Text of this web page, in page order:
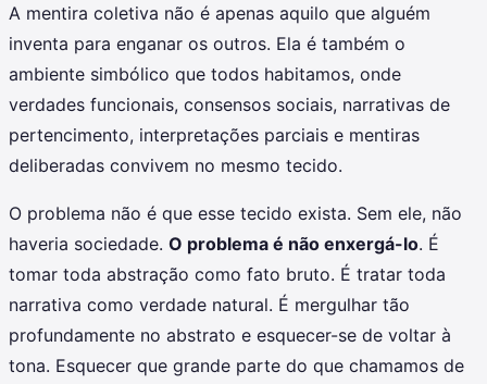
A mentira coletiva não é apenas aquilo que alguém
inventa para enganar os outros. Ela é também o
ambiente simbólico que todos habitamos, onde
verdades funcionais, consensos sociais, narrativas de
pertencimento, interpretações parciais e mentiras
deliberadas convivem no mesmo tecido.
O problema não é que esse tecido exista. Sem ele, não
haveria sociedade. O problema é não enxergá-lo. É
tomar toda abstração como fato bruto. É tratar toda
narrativa como verdade natural. É mergulhar tão
profundamente no abstrato e esquecer-se de voltar à
tona. Esquecer que grande parte do que chamamos de